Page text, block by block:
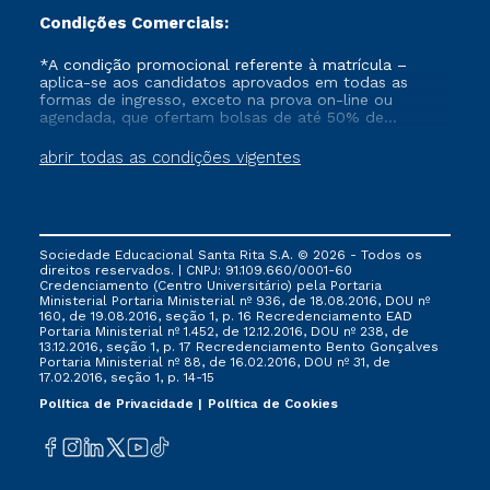
Condições Comerciais:
abrir todas as condições vigentes
*A condição promocional referente à matrícula –
aplica-se aos candidatos aprovados em todas as
formas de ingresso, exceto na prova on-line ou
agendada, que ofertam bolsas de até 50% de
que ainda não tenham efetivado e/ou não tenham
cancelado ou trancado sua matrícula em uma das
FIES, Prouni e outros programas governamentais, e
não se acumula com nenhuma outra campanha
ofertada pela Instituição.
Sociedade Educacional Santa Rita S.A. © 2026 - Todos os
direitos reservados. | CNPJ: 91.109.660/0001-60
Credenciamento (Centro Universitário) pela Portaria
Ministerial Portaria Ministerial nº 936, de 18.08.2016, DOU nº
160, de 19.08.2016, seção 1, p. 16 Recredenciamento EAD
Portaria Ministerial nº 1.452, de 12.12.2016, DOU nº 238, de
13.12.2016, seção 1, p. 17 Recredenciamento Bento Gonçalves
Portaria Ministerial nº 88, de 16.02.2016, DOU nº 31, de
17.02.2016, seção 1, p. 14-15
Política de Privacidade
Política de Cookies